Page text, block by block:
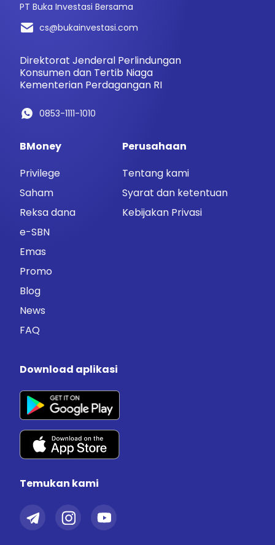
PT Buka Investasi Bersama
cs@bukainvestasi.com
Direktorat Jenderal Perlindungan
Konsumen dan Tertib Niaga
Kementerian Perdagangan RI
0853-1111-1010
BMoney
Privilege
Saham
Reksa dana
e-SBN
Emas
Promo
Blog
News
FAQ
Perusahaan
Tentang kami
Syarat dan ketentuan
Kebijakan Privasi
Download aplikasi
Temukan kami